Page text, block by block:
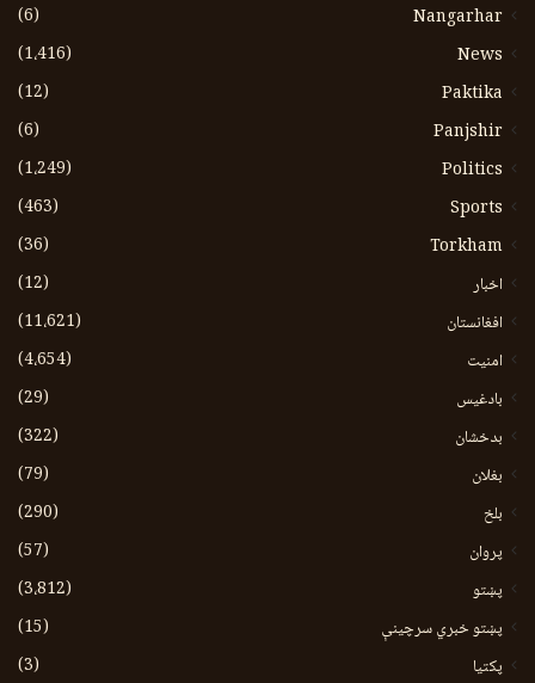
Nangarhar
(6)
News
(1،416)
Paktika
(12)
Panjshir
(6)
Politics
(1،249)
Sports
(463)
Torkham
(36)
اخبار
(12)
افغانستان
(11،621)
امنیت
(4،654)
بادغیس
(29)
بدخشان
(322)
بغلان
(79)
بلخ
(290)
پروان
(57)
پښتو
(3،812)
پښتو خبري سرچينې
(15)
پکتيا
(3)